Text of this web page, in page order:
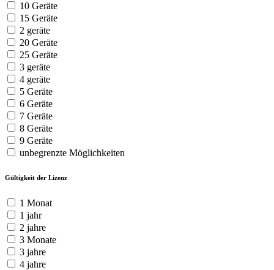
10 Geräte
15 Geräte
2 geräte
20 Geräte
25 Geräte
3 geräte
4 geräte
5 Geräte
6 Geräte
7 Geräte
8 Geräte
9 Geräte
unbegrenzte Möglichkeiten
Gültigkeit der Lizenz
1 Monat
1 jahr
2 jahre
3 Monate
3 jahre
4 jahre